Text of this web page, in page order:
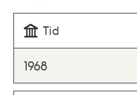
Tid
1968